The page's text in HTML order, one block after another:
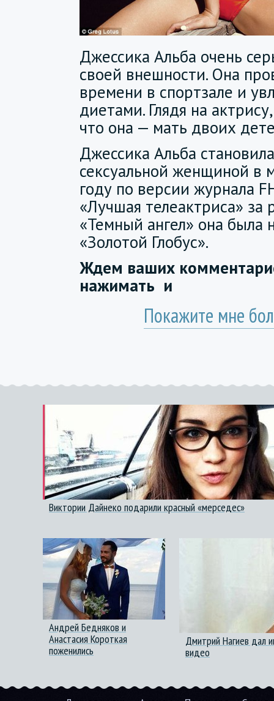
Джессика Альба очень
своей внешности. Она
времени в спортзале и
диетами. Глядя на
что она — мать двоих
Джессика Альба
сексуальной женщиной в
году по версии журнала
«Лучшая телеактриса» за
«Темный ангел» она была
«Золотой Глобус».
Ждем ваших
нажимать и
Покажите мне
Виктории Дайнеко подарили красный «мерседес»
Андрей Бедняков и
Анастасия Короткая
поженились
Дмитрий Нагиев дал
видео